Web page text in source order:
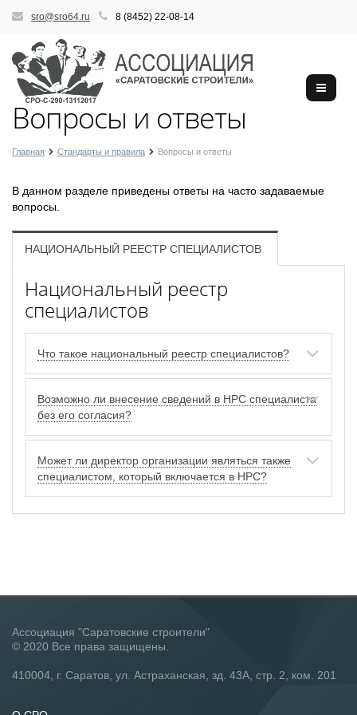
sro@sro64.ru 8 (8452) 22-08-14
Вопросы и ответы
Главная Стандарты и правила Вопросы и ответы
В данном разделе приведены ответы на часто задаваемые
вопросы.
НАЦИОНАЛЬНЫЙ РЕЕСТР СПЕЦИАЛИСТОВ
Национальный реестр
специалистов
Что такое национальный реестр специалистов?
Возможно ли внесение сведений в НРС специалиста
без его согласия?
Может ли директор организации являться также
специалистом, который включается в НРС?
Ассоциация "Саратовские строители"
© 2020 Все права защищены.
410004, г. Саратов, ул. Астраханская, зд. 43А, стр. 2, ком. 201